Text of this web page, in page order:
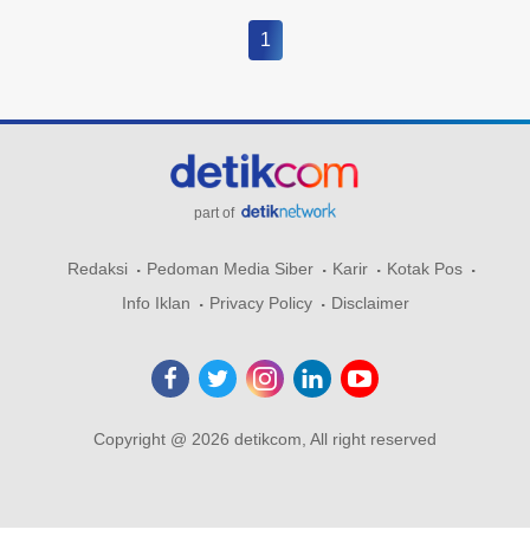
1
part of
Redaksi Pedoman Media Siber Karir
Kotak Pos
Info Iklan
Privacy Policy Disclaimer
Copyright @ 2026 detikcom, All right reserved